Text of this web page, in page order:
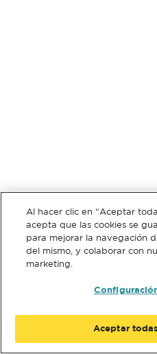
Al hacer clic en “Aceptar
acepta que las cookies se
para mejorar la navegación
del mismo, y colaborar con
marketing.
Aceptar